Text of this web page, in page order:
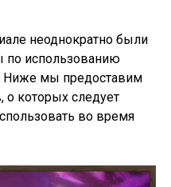
неоднократно были
использованию
Ниже мы предоставим
о которых следует
во время